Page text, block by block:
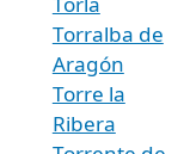
Torralba de
Aragón
Torre la
Ribera